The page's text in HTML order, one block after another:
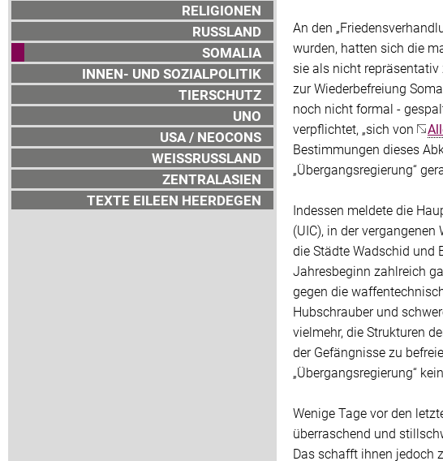
RELIGIONEN
RUSSLAND
SOMALIA
INNEN- UND SOZIALPOLITIK
TIERSCHUTZ
UNO
USA / NEOCONS
WEISSRUSSLAND
ZENTRALASIEN
TEXTE EILEEN HEERDEGEN
An den
wurden, hatten sich die
sie als nicht
zur Wiederbefreiung
noch nicht formal -
verpflichtet, „sich von
Bestimmungen dieses
„Übergangsregierung“
Indessen meldete die
(UIC), in der
die Städte Wadschid und
Jahresbeginn zahlreich
gegen die
Hubschrauber und
vielmehr, die Strukturen
der Gefängnisse zu
„Übergangsregierung“
Wenige Tage vor den
überraschend und
Das schafft ihnen jedoch